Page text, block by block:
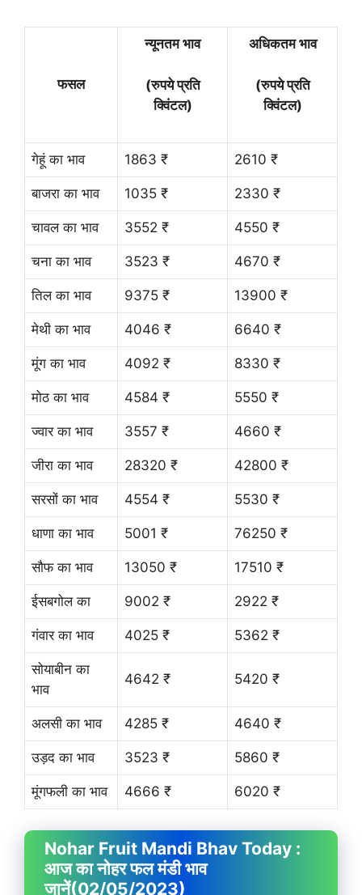
फसल
न्यूनतम भाव
(रुपये प्रति
क्विंटल)
अधिकतम भाव
(रुपये प्रति
क्विंटल)
गेहूं का भाव 1863 ₹ 2610 ₹
बाजरा का भाव 1035 ₹ 2330 ₹
चावल का भाव 3552 ₹ 4550 ₹
चना का भाव 3523 ₹ 4670 ₹
तिल का भाव 9375 ₹ 13900 ₹
मेथी का भाव 4046 ₹ 6640 ₹
मूंग का भाव 4092 ₹ 8330 ₹
मोठ का भाव 4584 ₹ 5550 ₹
ज्वार का भाव 3557 ₹ 4660 ₹
जीरा का भाव 28320 ₹ 42800 ₹
सरसों का भाव 4554 ₹ 5530 ₹
धाणा का भाव 5001 ₹ 76250 ₹
सौफ का भाव 13050 ₹ 17510 ₹
ईसबगोल का 9002 ₹ 2922 ₹
गंवार का भाव 4025 ₹ 5362 ₹
सोयाबीन का
भाव
4642 ₹ 5420 ₹
अलसी का भाव 4285 ₹ 4640 ₹
उड़द का भाव 3523 ₹ 5860 ₹
मूंगफली का भाव 4666 ₹ 6020 ₹
Nohar Fruit Mandi Bhav Today :
आज का नोहर फल मंडी भाव
जानें(02/05/2023)